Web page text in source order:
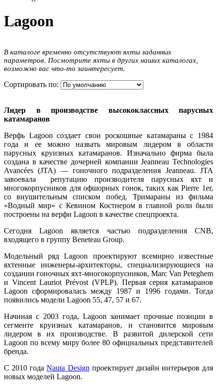
Lagoon
В каталоге временно отсутствуют яхты заданных
параметров. Посмотрите яхты в других наших каталогах,
возможно вас что-то заинтересует.
Сортировать по:
Лидер в производстве высококлассных парусных
катамаранов
Верфь Lagoon создает свои роскошные катамараны с 1984
года и ее можно назвать мировым лидером в области
парусных круизных катамаранов. Изначально фирма была
создана в качестве дочерней компании Jeanneau Technologies
Avancées (JTA) — гоночного подразделения Jeanneau. JTA
завоевала репутацию производителя парусных яхт и
многокорпусников для офшорных гонок, таких как Pierre 1er,
со внушительным списком побед. Тримараны из фильма
«Водный мир» с Кевином Костнером в главной роли были
построены на верфи Lagoon в качестве спецпроекта.
Сегодня Lagoon является частью подразделения CNB,
входящего в группу Beneteau Group.
Модельный ряд Lagoon проектируют всемирно известные
яхтенные инженеры-архитекторы, специализирующиеся на
создании гоночных яхт-многокорпусников, Marc Van Peteghem
и Vincent Lauriot Prévost (VPLP). Первая серия катамаранов
Lagoon сформировалась между 1987 и 1996 годами. Тогда
появились модели Lagoon 55, 47, 57 и 67.
Начиная с 2003 года, Lagoon занимает прочные позиции в
сегменте круизных катамаранов, и становится мировым
лидером в их производстве. В развитой дилерской сети
Lagoon по всему миру более 80 официальных представителей
бренда.
С 2010 годаNauta Design проектирует дизайн интерьеров для
новых моделей Lagoon.